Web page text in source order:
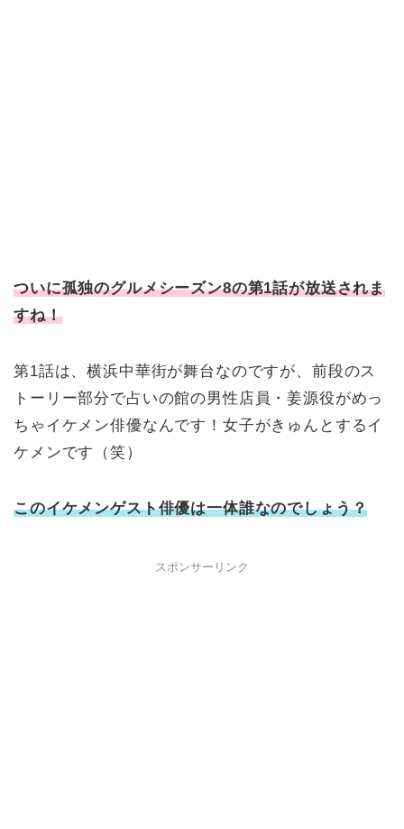
ついに孤独のグルメシーズン8の第1話が放送されま
すね！
第1話は、横浜中華街が舞台なのですが、前段のス
トーリー部分で占いの館の男性店員・姜源役がめっ
ちゃイケメン俳優なんです！女子がきゅんとするイ
ケメンです（笑）
このイケメンゲスト俳優は一体誰なのでしょう？
スポンサーリンク